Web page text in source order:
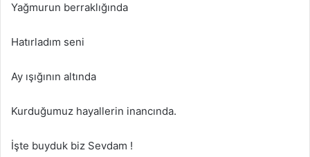
Yağmurun berraklığında
Hatırladım seni
Ay ışığının altında
Kurduğumuz hayallerin inancında.
İşte buyduk biz Sevdam !